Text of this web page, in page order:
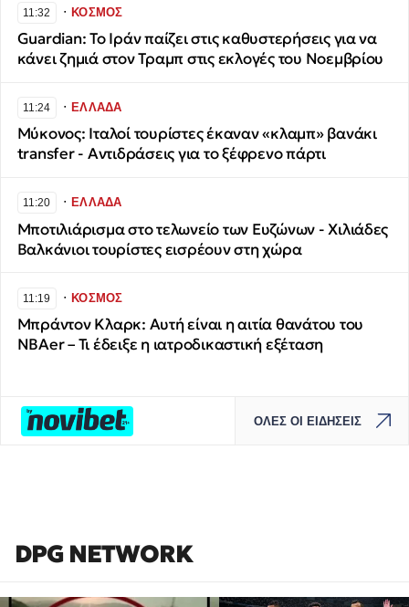
11:32 ∙ΚΟΣΜΟΣ
Guardian: Το Ιράν παίζει στις καθυστερήσεις για να
κάνει ζημιά στον Τραμπ στις εκλογές του Νοεμβρίου
11:24 ∙ΕΛΛΑΔΑ
Μύκονος: Ιταλοί τουρίστες έκαναν «κλαμπ» βανάκι
transfer - Αντιδράσεις για το ξέφρενο πάρτι
11:20 ∙ΕΛΛΑΔΑ
Μποτιλιάρισμα στο τελωνείο των Ευζώνων - Χιλιάδες
Βαλκάνιοι τουρίστες εισρέουν στη χώρα
11:19 ∙ΚΟΣΜΟΣ
Μπράντον Κλαρκ: Αυτή είναι η αιτία θανάτου του
NBAer – Τι έδειξε η ιατροδικαστική εξέταση
ΟΛΕΣ ΟΙ ΕΙΔΗΣΕΙΣ
DPG NETWORK